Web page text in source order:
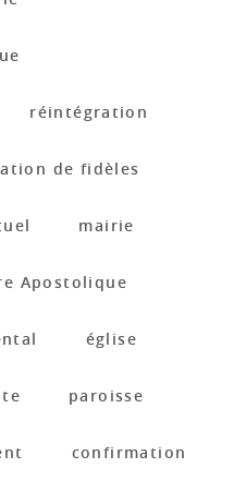
réintégration
de fidèles
mairie
Apostolique
église
paroisse
confirmation